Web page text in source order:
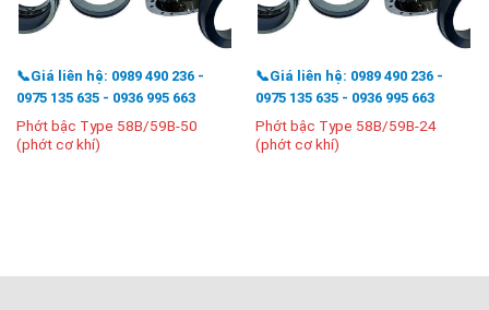
📞Giá liên hệ: 0989 490 236 -
0975 135 635 - 0936 995 663
Phớt bậc Type 58B/59B-50
(phớt cơ khí)
📞Giá liên hệ: 0989 490 236 -
0975 135 635 - 0936 995 663
Phớt bậc Type 58B/59B-24
(phớt cơ khí)